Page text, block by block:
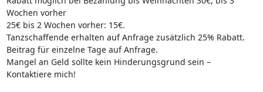
Wochen vorher
25€ bis 2 Wochen vorher: 15€.
Tanzschaffende erhalten auf Anfrage zusätzlich 25% Rabatt.
Beitrag für einzelne Tage auf Anfrage.
Mangel an Geld sollte kein Hinderungsgrund sein –
Kontaktiere mich!